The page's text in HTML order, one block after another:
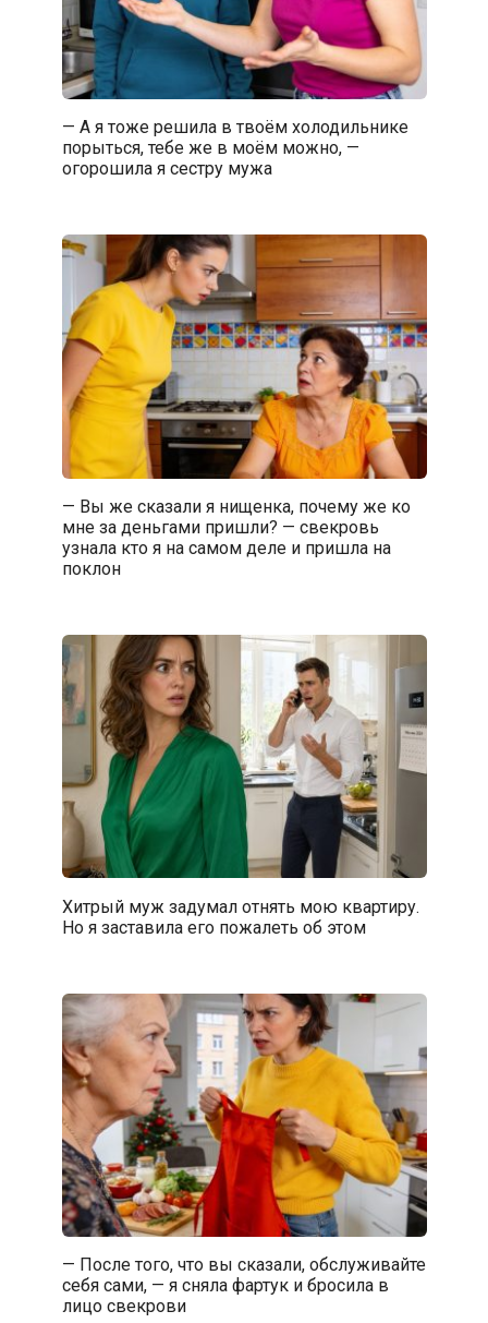
— А я тоже решила в твоём холодильнике
порыться, тебе же в моём можно, —
огорошила я сестру мужа
— Вы же сказали я нищенка, почему же ко
мне за деньгами пришли? — свекровь
узнала кто я на самом деле и пришла на
поклон
Хитрый муж задумал отнять мою квартиру.
Но я заставила его пожалеть об этом
— После того, что вы сказали, обслуживайте
себя сами, — я сняла фартук и бросила в
лицо свекрови